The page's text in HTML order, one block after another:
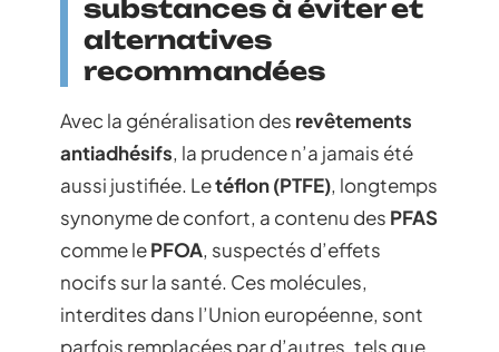
substances à éviter et
alternatives
recommandées
Avec la généralisation des revêtements
antiadhésifs, la prudence n’a jamais été
aussi justifiée. Letéflon (PTFE), longtemps
synonyme de confort, a contenu des PFAS
comme lePFOA, suspectés d’effets
nocifs sur la santé. Ces molécules,
interdites dans l’Union européenne, sont
parfois remplacées par d’autres, tels que